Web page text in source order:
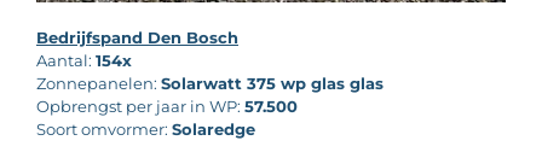
Bedrijfspand Den Bosch
Aantal: 154x
Zonnepanelen: Solarwatt 375 wp glas glas
Opbrengst per jaar in WP: 57.500
Soort omvormer: Solaredge